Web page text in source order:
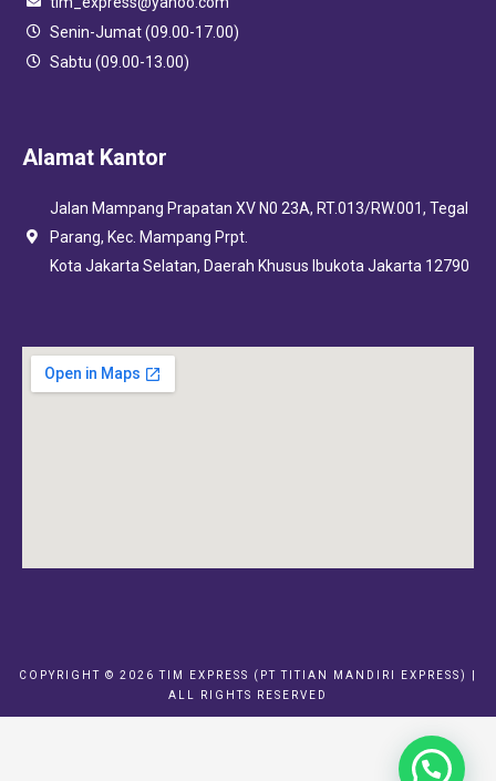
Senin-Jumat (09.00-17.00)
Sabtu (09.00-13.00)
Alamat Kantor
Jalan Mampang Prapatan XV N0 23A, RT.013/RW.001, Tegal
Parang, Kec. Mampang Prpt.
Kota Jakarta Selatan, Daerah Khusus Ibukota Jakarta 12790
COPYRIGHT © 2026 TIM EXPRESS (PT TITIAN MANDIRI EXPRESS) |
ALL RIGHTS RESERVED